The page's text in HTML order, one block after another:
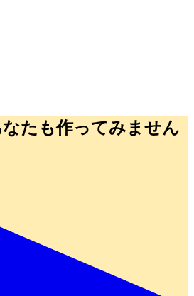
たも作ってみません